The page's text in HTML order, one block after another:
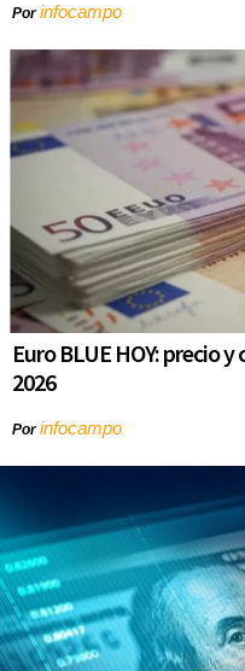
Porinfocampo
Euro BLUE HOY: precio
2026
Porinfocampo